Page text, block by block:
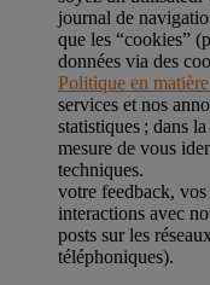
journal de
que les “cookies”
données via des
Politique en
services et nos
statistiques ; dans
mesure de vous
techniques.
votre feedback,
interactions avec
posts sur les
téléphoniques).